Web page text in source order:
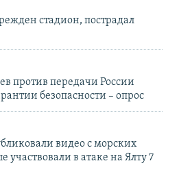
стадион, пострадал
против передачи России
безопасности – опрос
видео с морских
участвовали в атаке на Ялту 7